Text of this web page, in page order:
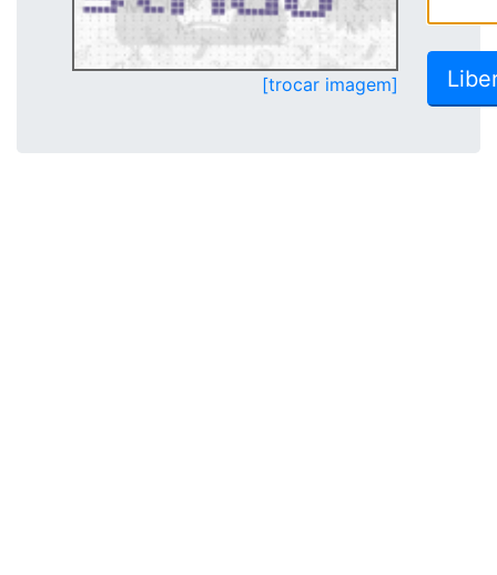
[trocar imagem]